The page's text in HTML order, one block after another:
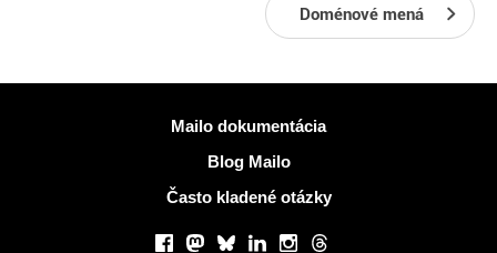
Doménové mená
Mailo dokumentácia
Blog Mailo
Často kladené otázky
Facebook
Mastodon
BlueskyLinkedInInstagram
Threads